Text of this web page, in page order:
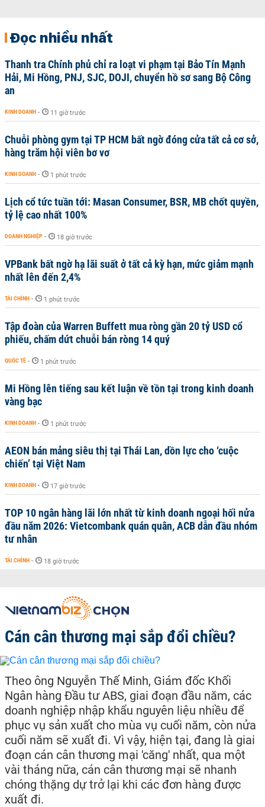
Đọc nhiều nhất
Thanh tra Chính phủ chỉ ra loạt vi phạm tại Bảo Tín Mạnh
Hải, Mi Hồng, PNJ, SJC, DOJI, chuyển hồ sơ sang Bộ Công
an
KINH DOANH - 11 giờ trước
Chuỗi phòng gym tại TP HCM bất ngờ đóng cửa tất cả cơ sở,
hàng trăm hội viên bơ vơ
KINH DOANH - 1 phút trước
Lịch cổ tức tuần tới: Masan Consumer, BSR, MB chốt quyền,
tỷ lệ cao nhất 100%
DOANH NGHIỆP - 18 giờ trước
VPBank bất ngờ hạ lãi suất ở tất cả kỳ hạn, mức giảm mạnh
nhất lên đến 2,4%
TÀI CHÍNH - 1 phút trước
Tập đoàn của Warren Buffett mua ròng gần 20 tỷ USD cổ
phiếu, chấm dứt chuỗi bán ròng 14 quý
QUỐC TẾ - 1 phút trước
Mi Hồng lên tiếng sau kết luận về tồn tại trong kinh doanh
vàng bạc
KINH DOANH - 1 phút trước
AEON bán mảng siêu thị tại Thái Lan, dồn lực cho ‘cuộc
chiến’ tại Việt Nam
KINH DOANH - 17 giờ trước
TOP 10 ngân hàng lãi lớn nhất từ kinh doanh ngoại hối nửa
đầu năm 2026: Vietcombank quán quân, ACB dẫn đầu nhóm
tư nhân
TÀI CHÍNH - 18 giờ trước
Cán cân thương mại sắp đổi chiều?
Theo ông Nguyễn Thế Minh, Giám đốc Khối
Ngân hàng Đầu tư ABS, giai đoạn đầu năm, các
doanh nghiệp nhập khẩu nguyên liệu nhiều để
phục vụ sản xuất cho mùa vụ cuối năm, còn nửa
cuối năm sẽ xuất đi. Vì vậy, hiện tại, đang là giai
đoạn cán cân thương mại 'căng' nhất, qua một
vài tháng nữa, cán cân thương mại sẽ nhanh
chóng thặng dự trở lại khi các đơn hàng được
xuất đi.